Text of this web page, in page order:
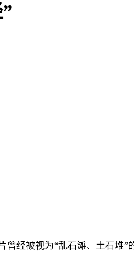
经被视为“乱石滩、土石堆”